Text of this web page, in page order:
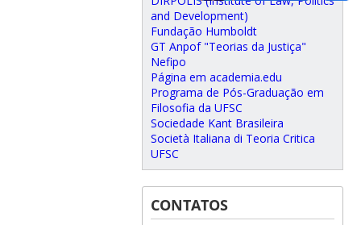
and Development)
Fundação Humboldt
GT Anpof "Teorias da Justiça"
Nefipo
Página em academia.edu
Programa de Pós-Graduação em
Filosofia da UFSC
Sociedade Kant Brasileira
Società Italiana di Teoria Critica
UFSC
CONTATOS